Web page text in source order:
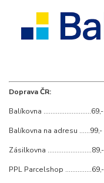
Doprava ČR:
Balíkovna
Balíkovna na adresu ......99,-
Zásilkovna
PPL Parcelshop